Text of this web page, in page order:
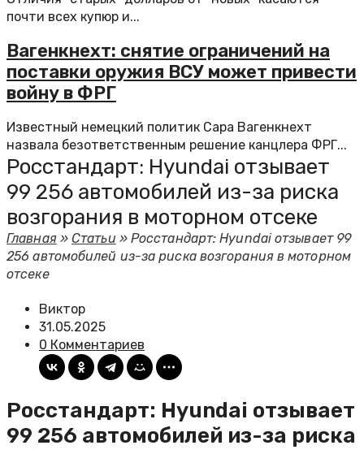
почти всех купюр и...
Вагенкнехт: снятие ограничений на
поставки оружия ВСУ может привести
войну в ФРГ
Известный немецкий политик Сара Вагенкнехт
назвала безответственным решение канцлера ФРГ...
Росстандарт: Hyundai отзывает
99 256 автомобилей из-за риска
возгорания в моторном отсеке
Главная»Статьи » Росстандарт: Hyundai отзывает 99
256 автомобилей из-за риска возгорания в моторном
отсеке
Виктор
31.05.2025
0 Комментариев
Росстандарт: Hyundai отзывает
99 256 автомобилей из-за риска